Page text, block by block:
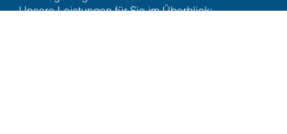
Unsere Leistungen für Sie im Überblick: